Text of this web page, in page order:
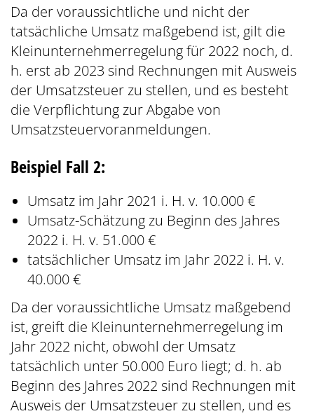
Da der voraussichtliche und nicht der
tatsächliche Umsatz maßgebend ist, gilt die
Kleinunternehmerregelung für 2022 noch, d.
h. erst ab 2023 sind Rechnungen mit Ausweis
der Umsatzsteuer zu stellen, und es besteht
die Verpflichtung zur Abgabe von
Umsatzsteuervoranmeldungen.
Beispiel Fall 2:
Umsatz im Jahr 2021 i. H. v. 10.000 €
Umsatz-Schätzung zu Beginn des Jahres
2022 i. H. v. 51.000 €
tatsächlicher Umsatz im Jahr 2022 i. H. v.
40.000 €
Da der voraussichtliche Umsatz maßgebend
ist, greift die Kleinunternehmerregelung im
Jahr 2022 nicht, obwohl der Umsatz
tatsächlich unter 50.000 Euro liegt; d. h. ab
Beginn des Jahres 2022 sind Rechnungen mit
Ausweis der Umsatzsteuer zu stellen, und es